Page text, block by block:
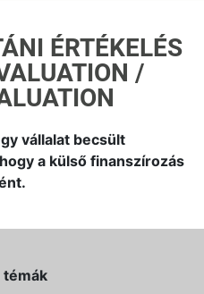
ÉRTÉKELÉS
/
vállalat becsült
a külső finanszírozás
témák